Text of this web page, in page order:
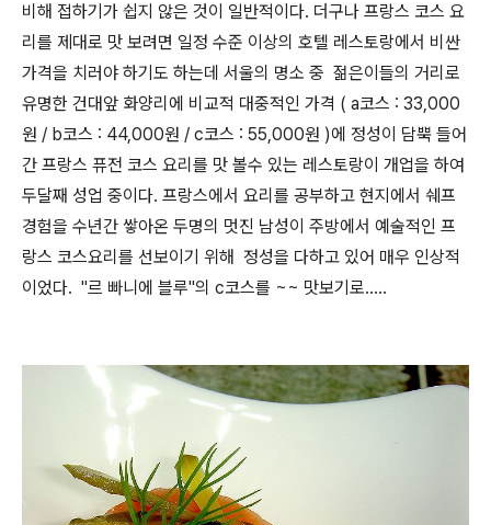
비해 접하기가 쉽지 않은 것이 일반적이다. 더구나 프랑스 코스 요
리를 제대로 맛 보려면 일정 수준 이상의 호텔 레스토랑에서 비싼
가격을 치러야 하기도 하는데 서울의 명소 중 젊은이들의 거리로
유명한 건대앞 화양리에 비교적 대중적인 가격 ( a코스 : 33,000
원 / b코스 : 44,000원 / c코스 : 55,000원 )에 정성이 담뿍 들어
간 프랑스 퓨전 코스 요리를 맛 볼수 있는 레스토랑이 개업을 하여
두달째 성업 중이다. 프랑스에서 요리를 공부하고 현지에서 쉐프
경험을 수년간 쌓아온 두명의 멋진 남성이 주방에서 예술적인 프
랑스 코스요리를 선보이기 위해 정성을 다하고 있어 매우 인상적
이었다. "르 빠니에 블루"의 c코스를 ~~ 맛보기로.....